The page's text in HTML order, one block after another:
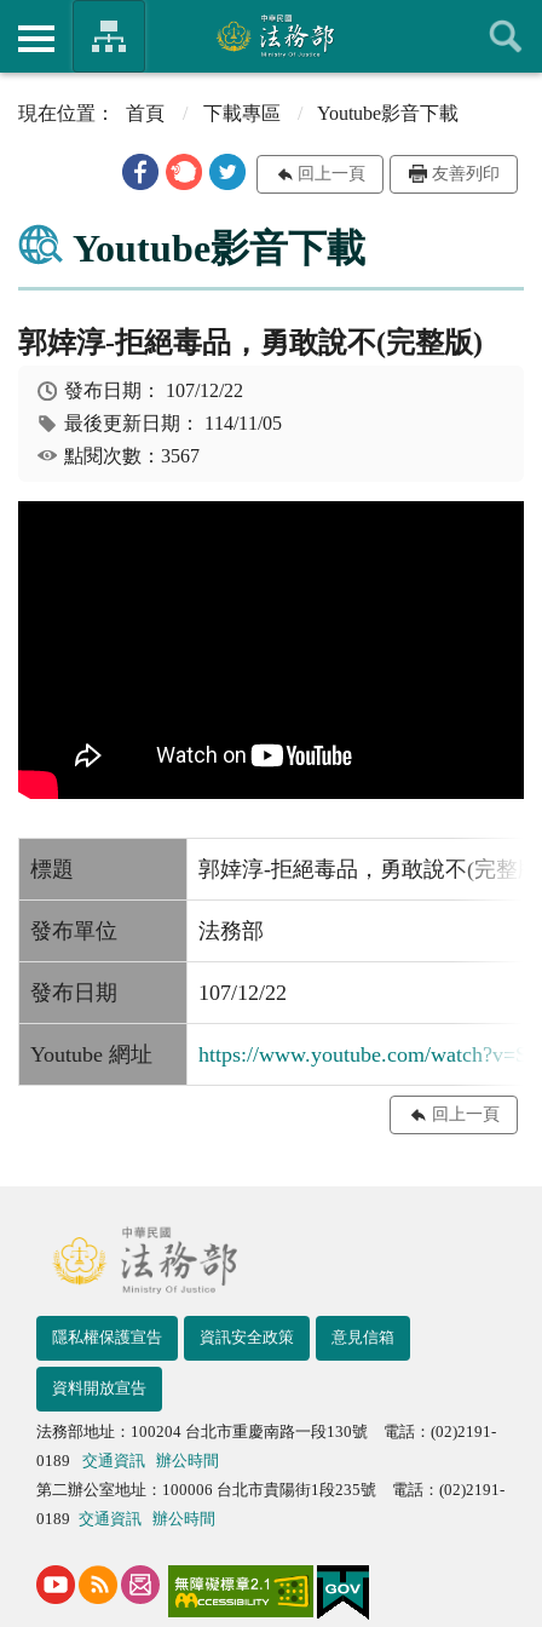
首頁 下載專區 Youtube影音下載
回上一頁 友善列印
Youtube影音下載
郭婞淳-拒絕毒品，勇敢說不(完整版)
發布日期： 107/12/22
最後更新日期： 114/11/05
點閱次數：3567
標題 郭婞淳-拒絕毒品，勇敢說不(完整
發布單位 法務部
發布日期 107/12/22
Youtube 網址 https://www.youtube.com/
回上一頁
隱私權保護宣告 資訊安全政策 意見信箱
資料開放宣告
法務部地址：100204 台北市重慶南路一段130號 電話：(02)2191-
0189
交通資訊
辦公時間
第二辦公室地址：100006 台北市貴陽街1段235號 電話：(02)2191-
0189 交通資訊 辦公時間